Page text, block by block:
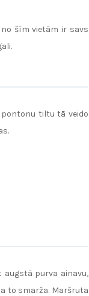
šīm vietām ir savs
pontonu tiltu tā veido
augstā purva ainavu,
to smarža. Maršruta